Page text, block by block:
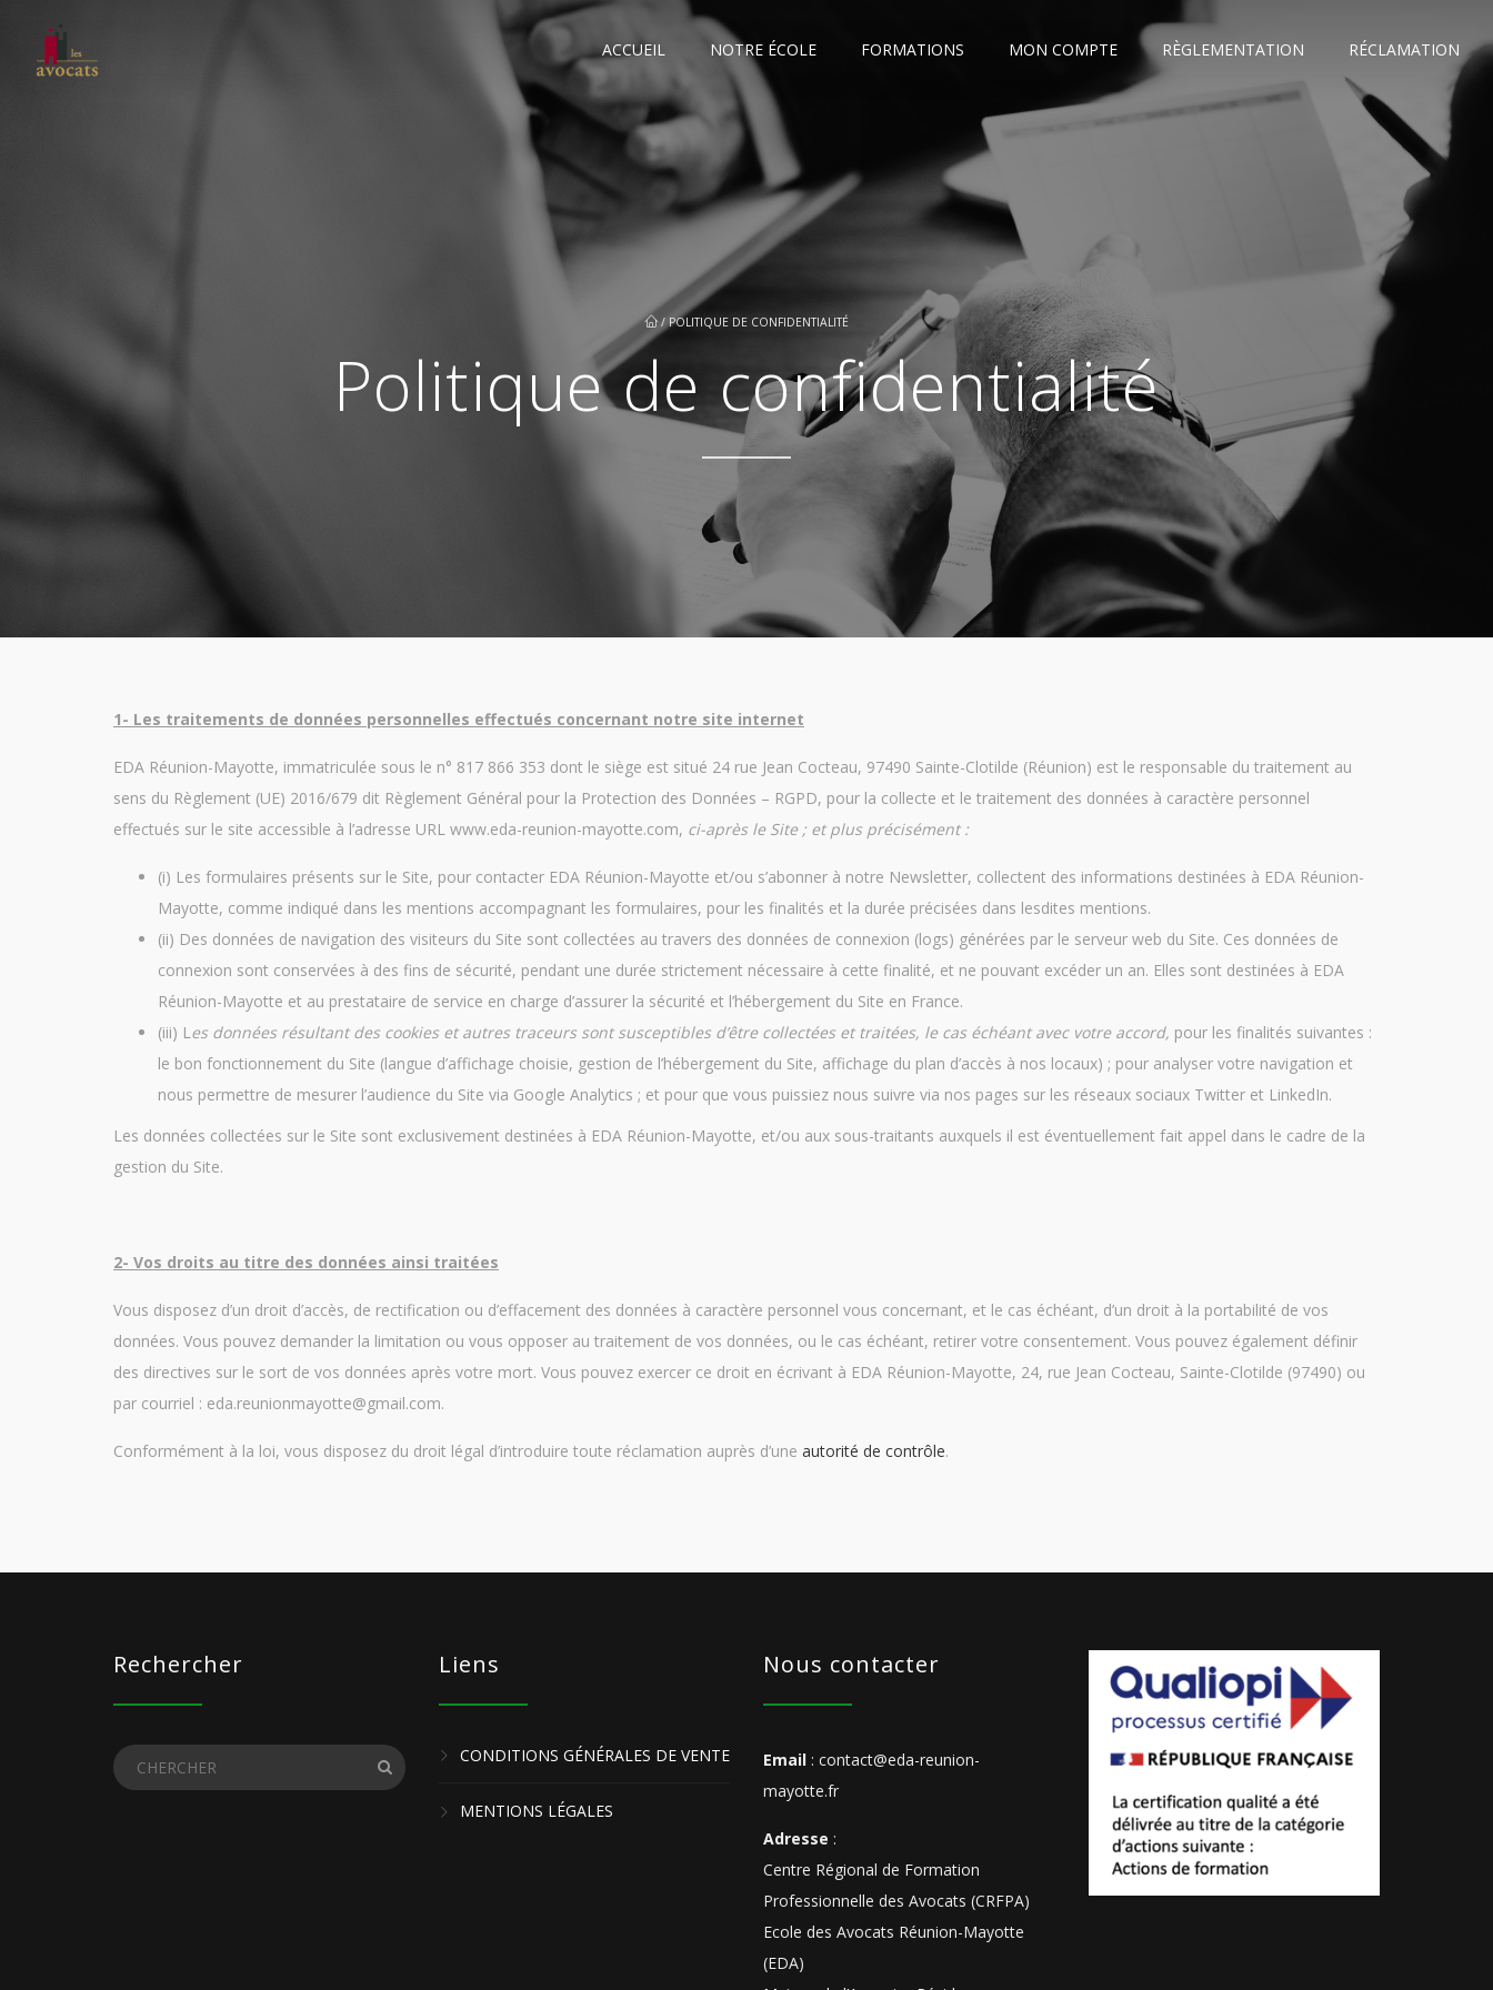
ACCUEIL NOTRE ÉCOLE FORMATIONS MON COMPTE RÈGLEMENTATION RÉCLAMATION
/ POLITIQUE DE CONFIDENTIALITÉ
Politique de confidentialité
1- Les traitements de données personnelles effectués concernant notre site internet
EDA Réunion-Mayotte, immatriculée sous le n° 817 866 353 dont le siège est situé 24 rue Jean Cocteau, 97490 Sainte-Clotilde (Réunion) est le responsable du traitement au
sens du Règlement (UE) 2016/679 dit Règlement Général pour la Protection des Données – RGPD, pour la collecte et le traitement des données à caractère personnel
effectués sur le site accessible à l’adresse URL www.eda-reunion-mayotte.com, ci-après le Site; et plus précisément :
(i) Les formulaires présents sur le Site, pour contacter EDA Réunion-Mayotte et/ou s’abonner à notre Newsletter, collectent des informations destinées à EDA Réunion-
Mayotte, comme indiqué dans les mentions accompagnant les formulaires, pour les finalités et la durée précisées dans lesdites mentions.
(ii) Des données de navigation des visiteurs du Site sont collectées au travers des données de connexion (logs) générées par le serveur web du Site. Ces données de
connexion sont conservées à des fins de sécurité, pendant une durée strictement nécessaire à cette finalité, et ne pouvant excéder un an. Elles sont destinées à EDA
Réunion-Mayotte et au prestataire de service en charge d’assurer la sécurité et l’hébergement du Site en France.
(iii) Les données résultant des cookies et autres traceurs sont susceptibles d’être collectées et traitées, le cas échéant avec votre accord, pour les finalités suivantes :
le bon fonctionnement du Site (langue d’affichage choisie, gestion de l’hébergement du Site, affichage du plan d’accès à nos locaux) ; pour analyser votre navigation et
nous permettre de mesurer l’audience du Site via Google Analytics ; et pour que vous puissiez nous suivre via nos pages sur les réseaux sociaux Twitter et LinkedIn.
Les données collectées sur le Site sont exclusivement destinées à EDA Réunion-Mayotte, et/ou aux sous-traitants auxquels il est éventuellement fait appel dans le cadre de la
gestion du Site.
2- Vos droits au titre des données ainsi traitées
Vous disposez d’un droit d’accès, de rectification ou d’effacement des données à caractère personnel vous concernant, et le cas échéant, d’un droit à la portabilité de vos
données. Vous pouvez demander la limitation ou vous opposer au traitement de vos données, ou le cas échéant, retirer votre consentement. Vous pouvez également définir
des directives sur le sort de vos données après votre mort. Vous pouvez exercer ce droit en écrivant à EDA Réunion-Mayotte, 24, rue Jean Cocteau, Sainte-Clotilde (97490) ou
par courriel : eda.reunionmayotte@gmail.com.
Conformément à la loi, vous disposez du droit légal d’introduire toute réclamation auprès d’une autorité de contrôle.
Rechercher Liens
CONDITIONS GÉNÉRALES DE VENTE
MENTIONS LÉGALES
Nous contacter
Email : contact@eda-reunion-
mayotte.fr
Adresse :
Centre Régional de Formation
Professionnelle des Avocats (CRFPA)
Ecole des Avocats Réunion-Mayotte
(EDA)